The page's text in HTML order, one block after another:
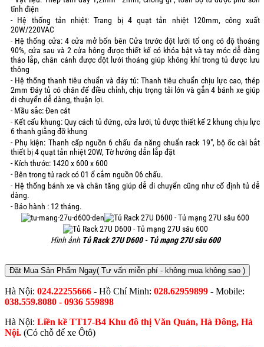
tĩnh điện
- Hệ thống tản nhiệt: Trang bị 4 quạt tản nhiệt 120mm, công xuất
20W/220VAC
- Hệ thống cửa: 4 cửa mở bốn bên Cửa trước đột lưới tổ ong có độ thoáng
90%, cửa sau và 2 cửa hông được thiết kế có khóa bật và tay móc dễ dàng
tháo lắp, chân cánh được đột lưới thoáng giúp không khí trong tủ được lưu
thông
- Hệ thống thanh tiêu chuẩn và đáy tủ: Thanh tiêu chuẩn chịu lực cao, thép
2mm Đáy tủ có chân đế điều chỉnh, chịu trọng tải lớn và gắn 4 bánh xe giúp
di chuyển dễ dàng, thuận lợi.
- Mầu sắc: Đen cát
- Kết cấu khung: Quy cách tủ đứng, cửa lưới, tủ được thiết kế 2 khung chịu lực
6 thanh giằng đỡ khung
- Phụ kiện: Thanh cấp nguồn 6 chấu đa năng chuẩn rack 19", bộ ốc cài bắt
thiết bị 4 quạt tản nhiệt 20W, Tờ hướng dẫn lắp đặt
- Kích thước: 1420 x 600 x 600
- Bên trong tủ rack có 01 ổ cắm nguồn 06 chấu.
- Hệ thống bánh xe và chân tăng giúp dễ di chuyển cũng như cố định tủ dễ
dàng.
- Bảo hành : 12 tháng.
Hình ảnh Tủ Rack 27U D600 - Tủ mạng 27U sâu 600
Đặt Mua Sản Phẩm Ngay( Tư vấn miễn phí - không mua không sao )
Hà Nội: 024.22255666 - Hồ Chí Minh: 028.62959899 - Mobile:
038.559.8080 - 0936 559898
Hà Nội: Liền kề TT17-B4 Khu đô thị Văn Quán, Hà Đông, Hà
Nội. (Có chỗ để xe Ôtô)